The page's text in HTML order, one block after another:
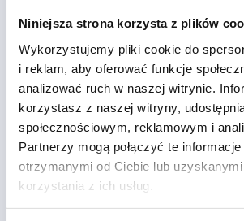
Niniejsza strona korzysta z plików
Wykorzystujemy pliki cookie do
i reklam, aby oferować funkcje
analizować ruch w naszej witrynie.
korzystasz z naszej witryny,
społecznościowym, reklamowym i
Partnerzy mogą połączyć te
otrzymanymi od Ciebie lub
korzystania z ich usług.
Raport Analiza treści
Warto również włączyć dodatkowe
raportach, np. z podziałem na
stacjonarne. Pozwoli Ci to